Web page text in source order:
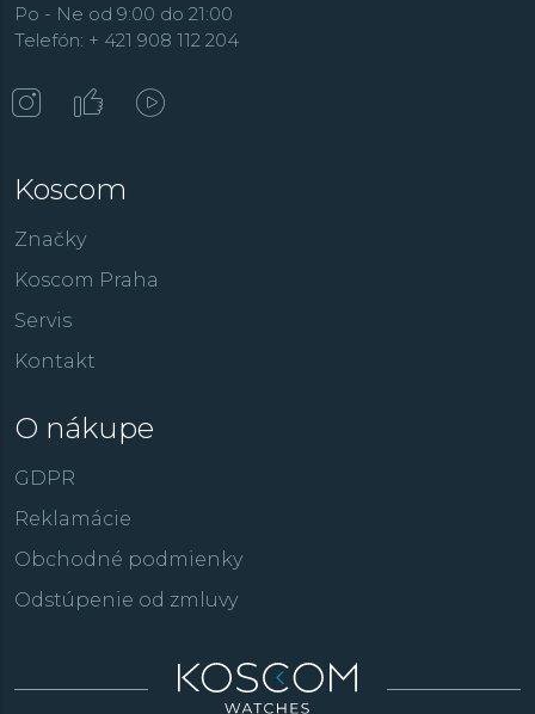
Po - Ne od 9:00 do 21:00
Telefón: + 421 908 112 204
Koscom
Značky
Koscom Praha
Servis
Kontakt
O nákupe
GDPR
Reklamácie
Obchodné podmienky
Odstúpenie od zmluvy